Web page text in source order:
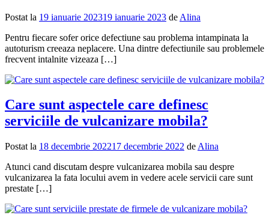
Postat la 19 ianuarie 202319 ianuarie 2023 de Alina
Pentru fiecare sofer orice defectiune sau problema intampinata la
autoturism creeaza neplacere. Una dintre defectiunile sau problemele
frecvent intalnite vizeaza […]
Care sunt aspectele care definesc
serviciile de vulcanizare mobila?
Postat la 18 decembrie 202217 decembrie 2022 de Alina
Atunci cand discutam despre vulcanizarea mobila sau despre
vulcanizarea la fata locului avem in vedere acele servicii care sunt
prestate […]